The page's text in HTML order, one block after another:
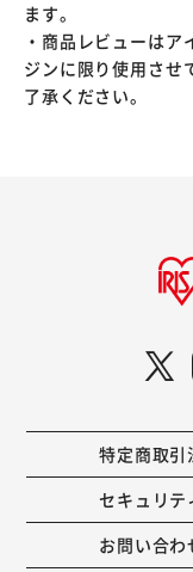
ます。
・商品レビューは
ジンに限り使用させ
了承ください。
特定商取引
セキュリ
お問い合わ